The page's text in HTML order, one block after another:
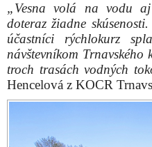
„Vesna volá na vodu
doteraz žiadne
účastníci rýchlokurz
návštevníkom
troch trasách vodných
Hencelová z KOCR